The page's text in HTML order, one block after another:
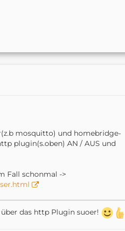
mosquitto) und homebridge-
plugin(s.oben) AN / AUS und
Fall schonmal ->
das http Plugin suoer!